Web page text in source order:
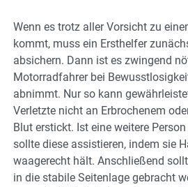
Wenn es trotz aller Vorsicht zu
kommt, muss ein Ersthelfer
absichern. Dann ist es zwingend
Motorradfahrer bei
abnimmt. Nur so kann
Verletzte nicht an Erbrochenem
Blut erstickt. Ist eine weitere
sollte diese assistieren, indem sie
waagerecht hält. Anschließend
in die stabile Seitenlage gebracht